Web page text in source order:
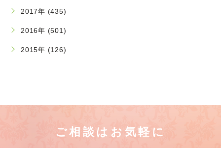
2017年 (435)
2016年 (501)
2015年 (126)
ご相談はお気軽に